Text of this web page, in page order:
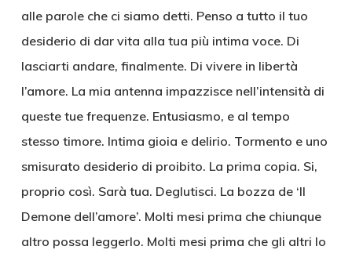
alle parole che ci siamo detti. Penso a tutto il tuo
desiderio di dar vita alla tua più intima voce. Di
lasciarti andare, finalmente. Di vivere in libertà
l’amore. La mia antenna impazzisce nell’intensità di
queste tue frequenze. Entusiasmo, e al tempo
stesso timore. Intima gioia e delirio. Tormento e uno
smisurato desiderio di proibito. La prima copia. Si,
proprio così. Sarà tua. Deglutisci. La bozza de ‘Il
Demone dell’amore’. Molti mesi prima che chiunque
altro possa leggerlo. Molti mesi prima che gli altri lo